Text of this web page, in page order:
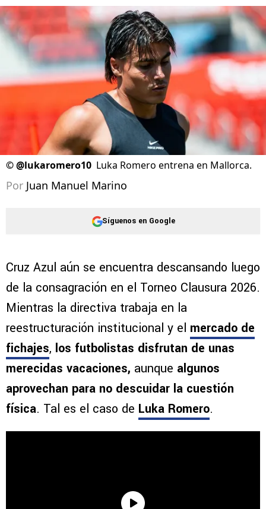
©@lukaromero10 Luka Romero entrena en Mallorca.
Por Juan Manuel Marino
Síguenos en Google
Cruz Azul aún se encuentra descansando luego
de la consagración en el Torneo Clausura 2026.
Mientras la directiva trabaja en la
reestructuración institucional y el mercado de
fichajes, los futbolistas disfrutan de unas
merecidas vacaciones, aunque algunos
aprovechan para no descuidar la cuestión
física. Tal es el caso de Luka Romero.